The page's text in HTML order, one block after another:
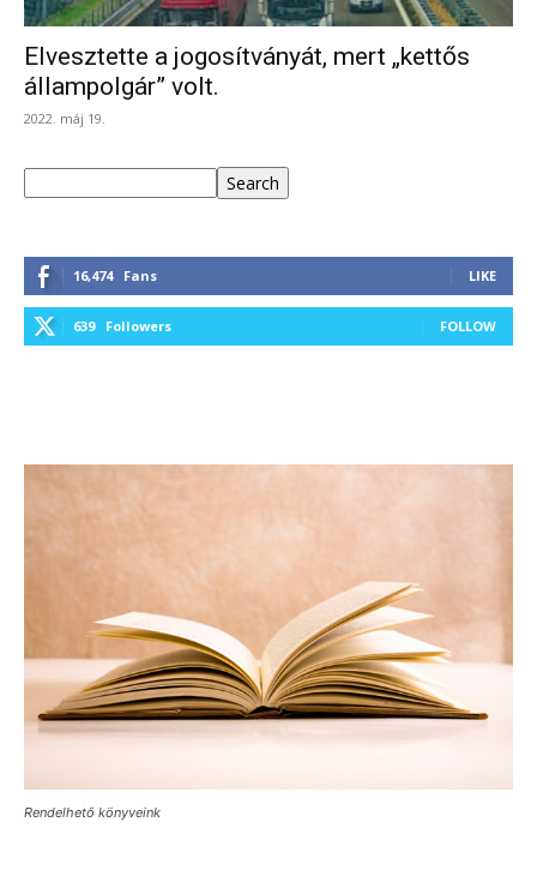
Elvesztette a jogosítványát, mert „kettős
állampolgár” volt.
2022. máj 19.
Search
16,474 Fans LIKE
639 Followers FOLLOW
Rendelhető könyveink